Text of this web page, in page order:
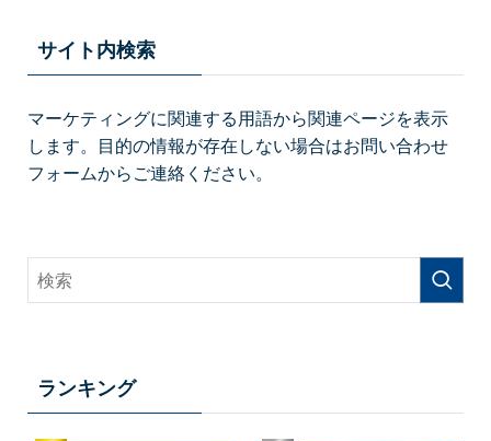
サイト内検索
マーケティングに関連する用語から関連ページを表示
します。目的の情報が存在しない場合はお問い合わせ
フォームからご連絡ください。
ランキング